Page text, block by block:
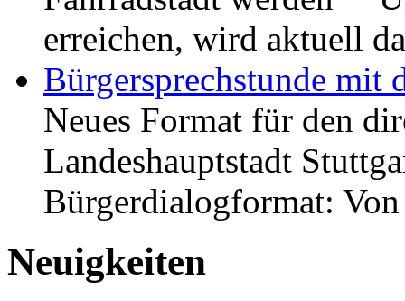
erreichen, wird aktuell
Bürgersprechstunde mit
Neues Format für den
Landeshauptstadt
Bürgerdialogformat:
Neuigkeiten